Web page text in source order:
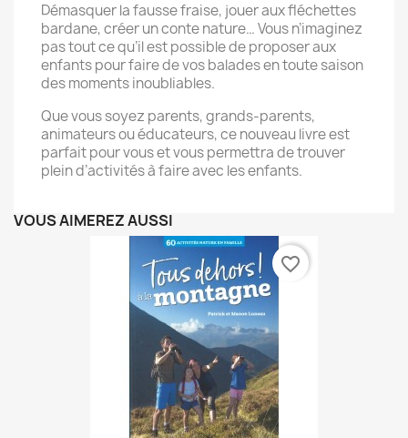
Démasquer la fausse fraise, jouer aux fléchettes
bardane, créer un conte nature… Vous n’imaginez
pas tout ce qu’il est possible de proposer aux
enfants pour faire de vos balades en toute saison
des moments inoubliables.
Que vous soyez parents, grands-parents,
animateurs ou éducateurs, ce nouveau livre est
parfait pour vous et vous permettra de trouver
plein d’activités à faire avec les enfants.
VOUS AIMEREZ AUSSI
favorite_border